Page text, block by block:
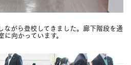
ながら登校してきました。廊下階段を通
に向かっています。